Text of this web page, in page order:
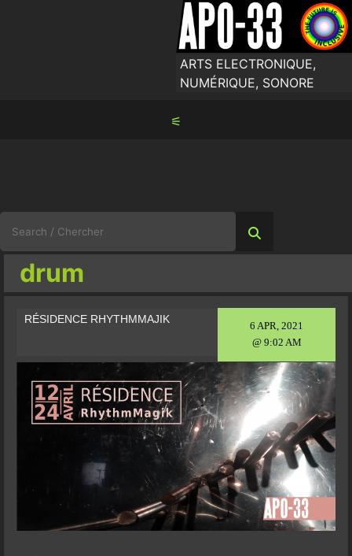
ARTS ELECTRONIQUE,
NUMÉRIQUE, SONORE
⚟
for:
drum
6 APR, 2021
@ 9:02 AM
RÉSIDENCE RHYTHMMAJIK